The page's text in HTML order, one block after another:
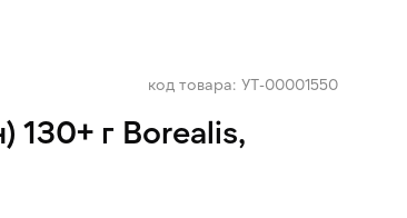
код товара: УТ-00001550
130+ г Borealis,